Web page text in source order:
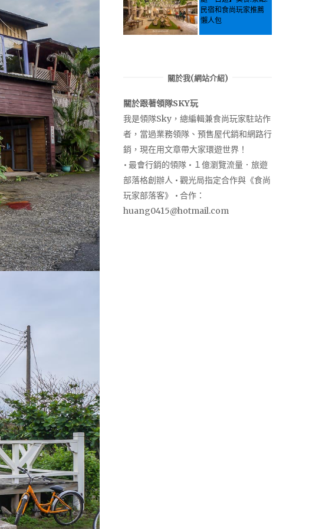
民宿和食尚玩家推薦
懶人包
關於我(網站介紹)
關於跟著領隊SKY玩
我是領隊Sky，總編輯兼食尚玩家駐站作
者，當過業務領隊、預售屋代銷和網路行
銷，現在用文章帶大家環遊世界！
• 最會行銷的領隊 • １億瀏覽流量．旅遊
部落格創辦人 • 觀光局指定合作與《食尚
玩家部落客》 • 合作：
huang0415@hotmail.com